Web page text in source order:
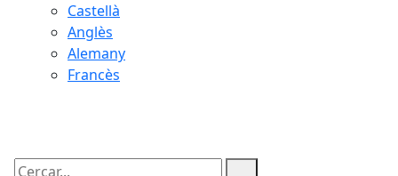
Castellà
Anglès
Alemany
Francès